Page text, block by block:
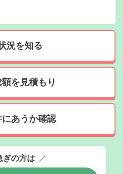
況を知る
を見積もり
にあうか確認
ぎの方は